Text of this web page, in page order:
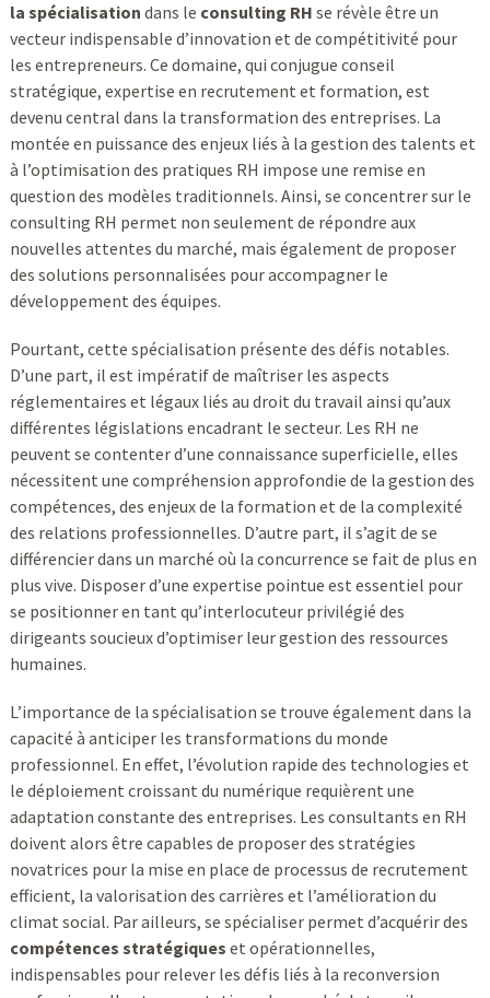
la spécialisation dans le consulting RH se révèle être un
vecteur indispensable d’innovation et de compétitivité pour
les entrepreneurs. Ce domaine, qui conjugue conseil
stratégique, expertise en recrutement et formation, est
devenu central dans la transformation des entreprises. La
montée en puissance des enjeux liés à la gestion des talents et
à l’optimisation des pratiques RH impose une remise en
question des modèles traditionnels. Ainsi, se concentrer sur le
consulting RH permet non seulement de répondre aux
nouvelles attentes du marché, mais également de proposer
des solutions personnalisées pour accompagner le
développement des équipes.
Pourtant, cette spécialisation présente des défis notables.
D’une part, il est impératif de maîtriser les aspects
réglementaires et légaux liés au droit du travail ainsi qu’aux
différentes législations encadrant le secteur. Les RH ne
peuvent se contenter d’une connaissance superficielle, elles
nécessitent une compréhension approfondie de la gestion des
compétences, des enjeux de la formation et de la complexité
des relations professionnelles. D’autre part, il s’agit de se
différencier dans un marché où la concurrence se fait de plus en
plus vive. Disposer d’une expertise pointue est essentiel pour
se positionner en tant qu’interlocuteur privilégié des
dirigeants soucieux d’optimiser leur gestion des ressources
humaines.
L’importance de la spécialisation se trouve également dans la
capacité à anticiper les transformations du monde
professionnel. En effet, l’évolution rapide des technologies et
le déploiement croissant du numérique requièrent une
adaptation constante des entreprises. Les consultants en RH
doivent alors être capables de proposer des stratégies
novatrices pour la mise en place de processus de recrutement
efficient, la valorisation des carrières et l’amélioration du
climat social. Par ailleurs, se spécialiser permet d’acquérir des
compétences stratégiques et opérationnelles,
indispensables pour relever les défis liés à la reconversion